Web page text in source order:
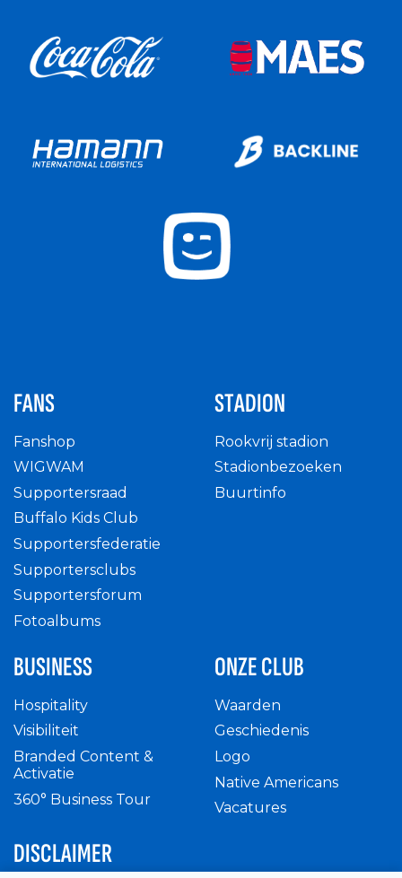
FANS
Fanshop
WIGWAM
Supportersraad
Buffalo Kids Club
Supportersfederatie
Supportersclubs
Supportersforum
Fotoalbums
STADION
Rookvrij stadion
Stadionbezoeken
Buurtinfo
BUSINESS
Hospitality
Visibiliteit
Branded Content &
Activatie
360° Business Tour
ONZE CLUB
Waarden
Geschiedenis
Logo
Native Americans
Vacatures
DISCLAIMER